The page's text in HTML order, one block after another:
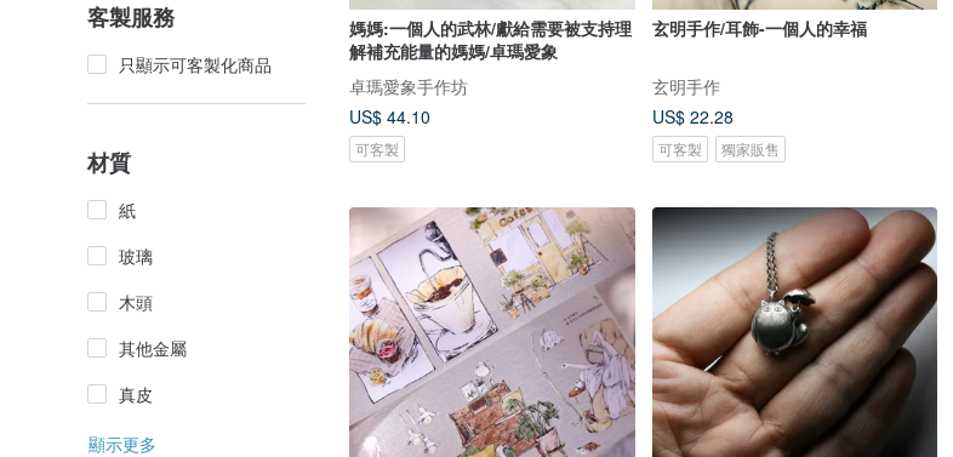
客製服務
只顯示可客製化商品
材質
紙
玻璃
木頭
其他金屬
真皮
顯示更多
媽媽:一個人的武林/獻給需要被支持理
解補充能量的媽媽/卓瑪愛象
卓瑪愛象手作坊
US$ 44.10
可客製
玄明手作/耳飾-一個人的幸福
玄明手作
US$ 22.28
可客製 獨家販售